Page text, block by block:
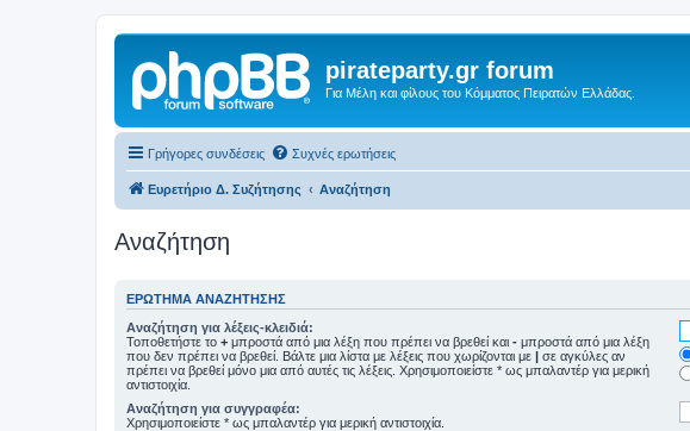
pirateparty.gr forum
Για Μέλη και φίλους του Κόμματος Πειρατών Ελλάδας.
Γρήγορες συνδέσεις Συχνές ερωτήσεις
Ευρετήριο Δ. Συζήτησης Αναζήτηση
Αναζήτηση
ΕΡΏΤΗΜΑ ΑΝΑΖΉΤΗΣΗΣ
Αναζήτηση για λέξεις-κλειδιά:
Τοποθετήστε το + μπροστά από μια λέξη που πρέπει να βρεθεί και - μπροστά από μια λέξη
που δεν πρέπει να βρεθεί. Βάλτε μια λίστα με λέξεις που χωρίζονται με | σε αγκύλες αν
πρέπει να βρεθεί μόνο μια από αυτές τις λέξεις. Χρησιμοποιείστε * ως μπαλαντέρ για μερική
αντιστοιχία.
Αναζήτηση για συγγραφέα:
Χρησιμοποιείστε * ως μπαλαντέρ για μερική αντιστοιχία.